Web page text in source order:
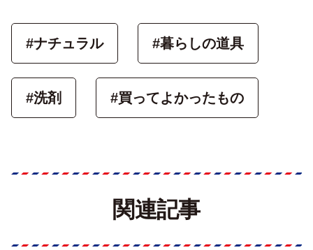
#ナチュラル #暮らしの道具
#洗剤 #買ってよかったもの
関連記事